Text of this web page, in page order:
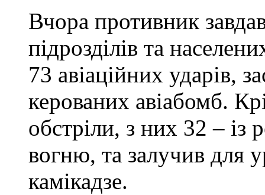
Вчора противник
підрозділів та
73 авіаційних ударів,
керованих авіабомб.
обстріли, з них 32 – із
вогню, та залучив для
камікадзе.